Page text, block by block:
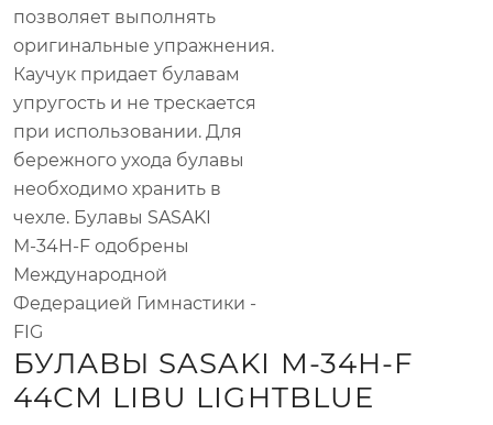
позволяет выполнять
оригинальные упражнения.
Каучук придает булавам
упругость и не трескается
при использовании. Для
бережного ухода булавы
необходимо хранить в
чехле. Булавы SASAKI
М-34H-F одобрены
Международной
Федерацией Гимнастики -
FIG
БУЛАВЫ SASAKI M-34H-F
44СМ LIBU LIGHTBLUE